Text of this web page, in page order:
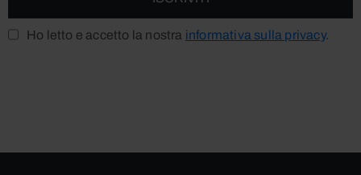
Ho letto e accetto la nostra informativa sulla privacy.